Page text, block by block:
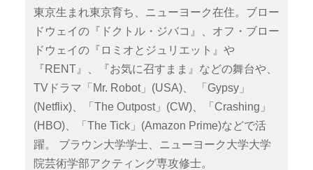
東京生まれ東京育ち、ニューヨーク在住。ブロー
ドウェイの『ドクトル・ジバコ』、オフ・ブロー
ドウェイの『ロミオとジュリエット』や
『RENT』、『お気に召すまま』などの舞台や、
TVドラマ「Mr. Robot」(USA)、 「Gypsy」
(Netflix)、「The Outpost」(CW)、「Crashing」
(HBO)、「The Tick」(Amazon Prime)などで活
躍。 ブラウン大学学士、ニューヨーク大学大学
院芸術学部アクティング専攻修士。